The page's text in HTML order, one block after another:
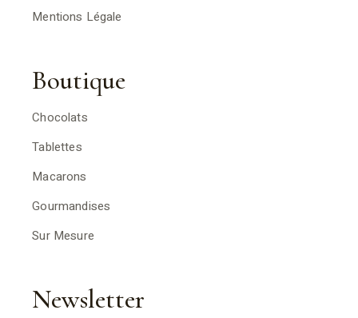
Mentions Légale
Boutique
Chocolats
Tablettes
Macarons
Gourmandises
Sur Mesure
Newsletter